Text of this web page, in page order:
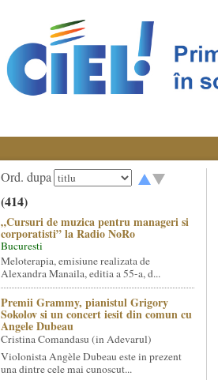
Ord. dupa
(414)
„Cursuri de muzica pentru manageri si
corporatisti” la Radio NoRo
Bucuresti
Meloterapia, emisiune realizata de
Alexandra Manaila, editia a 55-a, d...
Premii Grammy, pianistul Grigory
Sokolov si un concert iesit din comun cu
Angele Dubeau
Cristina Comandasu (in Adevarul)
Violonista Angèle Dubeau este in prezent
una dintre cele mai cunoscut...